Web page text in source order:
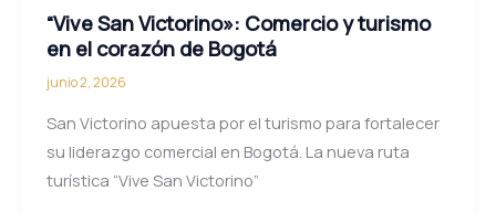
“Vive San Victorino»: Comercio y turismo
en el corazón de Bogotá
junio 2, 2026
San Victorino apuesta por el turismo para fortalecer
su liderazgo comercial en Bogotá. La nueva ruta
turística “Vive San Victorino”